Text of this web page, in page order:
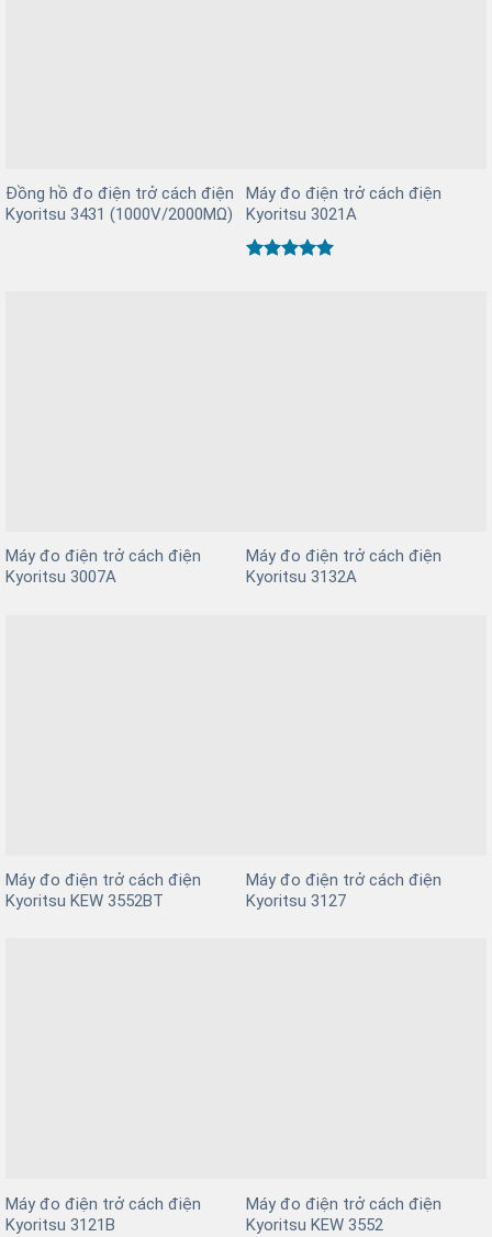
Đồng hồ đo điện trở cách điện
Kyoritsu 3431 (1000V/2000MΩ)
Máy đo điện trở cách điện
Kyoritsu 3021A
Máy đo điện trở cách điện
Kyoritsu 3007A
Máy đo điện trở cách điện
Kyoritsu 3132A
Máy đo điện trở cách điện
Kyoritsu KEW 3552BT
Máy đo điện trở cách điện
Kyoritsu 3127
Máy đo điện trở cách điện
Kyoritsu 3121B
Máy đo điện trở cách điện
Kyoritsu KEW 3552